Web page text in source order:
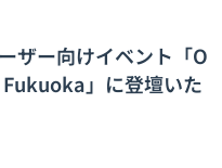
ザー向けイベント「O
」に登壇いた